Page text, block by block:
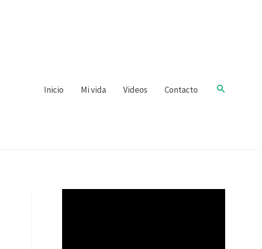
Inicio Mi vida Videos Contacto Buscar